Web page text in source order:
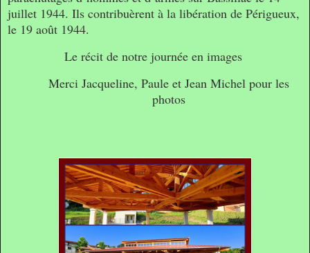
juillet 1944. Ils contribuèrent à la libération de Périgueux,
le 19 août 1944.
Le récit de notre journée en images
Merci Jacqueline, Paule et Jean Michel pour les
photos